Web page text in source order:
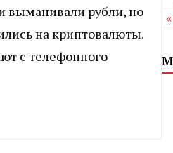
рубли, но
на криптовалюты.
с телефонного